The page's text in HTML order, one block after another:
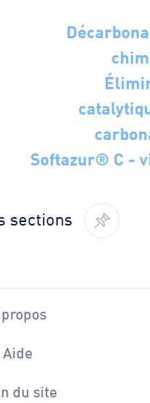
Softazur® C -
sections
Aide
du site